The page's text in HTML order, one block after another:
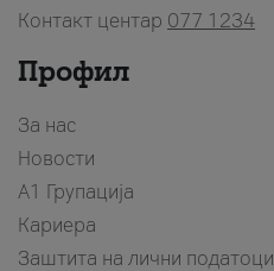
Контакт центар 077 1234
Профил
За нас
Новости
А1 Групација
Кариера
Заштита на лични податоци